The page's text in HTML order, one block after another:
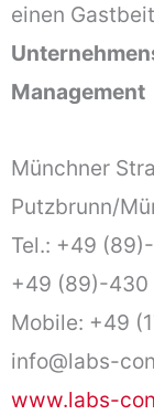
einen
Management
Münchner
Putzbrunn/
Tel.: +49
+49 (89)-430
Mobile: +49
info@labs-
www.labs-